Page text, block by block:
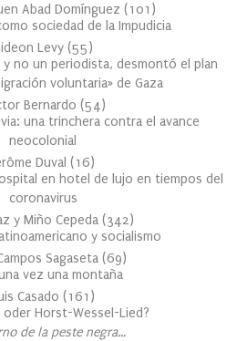
Abad Domínguez (101 )
sociedad de la Impudicia
Levy (55)
no un periodista, desmontó el plan
voluntaria» de Gaza
Bernardo (54)
una trinchera contra el avance
neocolonial
Duval (16)
en hotel de lujo en tiempos del
coronavirus
y Miño Cepeda (342)
y socialismo
Sagaseta (69)
vez una montaña
Casado (161 )
oder Horst-Wessel-Lied?
de la peste negra…